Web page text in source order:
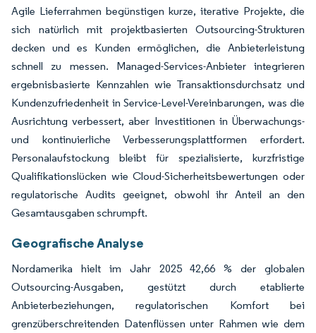
Agile Lieferrahmen begünstigen kurze, iterative Projekte, die
sich natürlich mit projektbasierten Outsourcing-Strukturen
decken und es Kunden ermöglichen, die Anbieterleistung
schnell zu messen. Managed-Services-Anbieter integrieren
ergebnisbasierte Kennzahlen wie Transaktionsdurchsatz und
Kundenzufriedenheit in Service-Level-Vereinbarungen, was die
Ausrichtung verbessert, aber Investitionen in Überwachungs-
und kontinuierliche Verbesserungsplattformen erfordert.
Personalaufstockung bleibt für spezialisierte, kurzfristige
Qualifikationslücken wie Cloud-Sicherheitsbewertungen oder
regulatorische Audits geeignet, obwohl ihr Anteil an den
Gesamtausgaben schrumpft.
Geografische Analyse
Nordamerika hielt im Jahr 2025 42,66 % der globalen
Outsourcing-Ausgaben, gestützt durch etablierte
Anbieterbeziehungen, regulatorischen Komfort bei
grenzüberschreitenden Datenflüssen unter Rahmen wie dem